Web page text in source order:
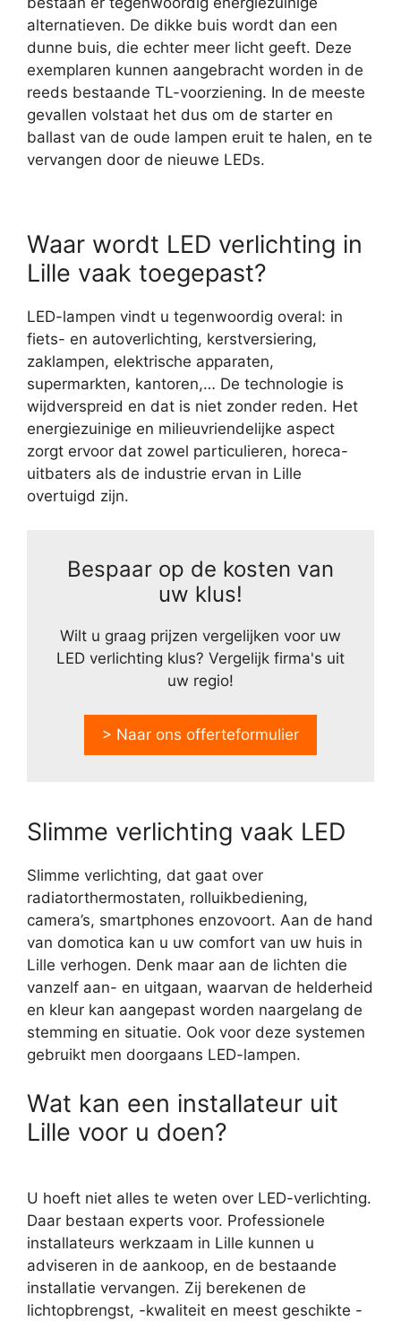
alternatieven. De dikke buis wordt dan een
dunne buis, die echter meer licht geeft. Deze
exemplaren kunnen aangebracht worden in de
reeds bestaande TL-voorziening. In de meeste
gevallen volstaat het dus om de starter en
ballast van de oude lampen eruit te halen, en te
vervangen door de nieuwe LEDs.
Waar wordt LED verlichting in
Lille vaak toegepast?
LED-lampen vindt u tegenwoordig overal: in
fiets- en autoverlichting, kerstversiering,
zaklampen, elektrische apparaten,
supermarkten, kantoren,… De technologie is
wijdverspreid en dat is niet zonder reden. Het
energiezuinige en milieuvriendelijke aspect
zorgt ervoor dat zowel particulieren, horeca-
uitbaters als de industrie ervan in Lille
overtuigd zijn.
Bespaar op de kosten van
uw klus!
Wilt u graag prijzen vergelijken voor uw
LED verlichting klus? Vergelijk firma's uit
uw regio!
> Naar ons offerteformulier
Slimme verlichting vaak LED
Slimme verlichting, dat gaat over
radiatorthermostaten, rolluikbediening,
camera’s, smartphones enzovoort. Aan de hand
van domotica kan u uw comfort van uw huis in
Lille verhogen. Denk maar aan de lichten die
vanzelf aan- en uitgaan, waarvan de helderheid
en kleur kan aangepast worden naargelang de
stemming en situatie. Ook voor deze systemen
gebruikt men doorgaans LED-lampen.
Wat kan een installateur uit
Lille voor u doen?
U hoeft niet alles te weten over LED-verlichting.
Daar bestaan experts voor. Professionele
installateurs werkzaam in Lille kunnen u
adviseren in de aankoop, en de bestaande
installatie vervangen. Zij berekenen de
lichtopbrengst, -kwaliteit en meest geschikte -